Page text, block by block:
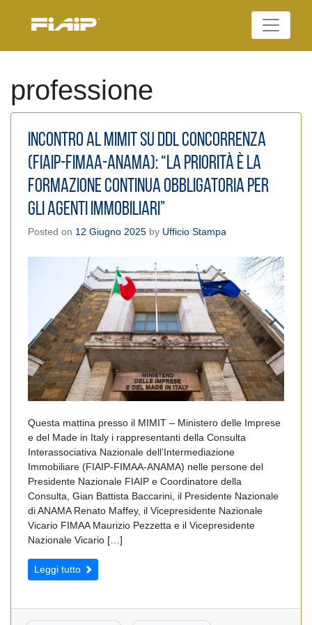
Federazione Italiana
professione
Incontro al MIMIT su Ddl Concorrenza
(Fiaip-Fimaa-Anama): “La priorità è la
formazione continua obbligatoria per
gli agenti immobiliari”
Posted on 12 Giugno 2025 by Ufficio Stampa
Questa mattina presso il MIMIT – Ministero delle Imprese
e del Made in Italy i rappresentanti della Consulta
Interassociativa Nazionale dell’Intermediazione
Immobiliare (FIAIP-FIMAA-ANAMA) nelle persone del
Presidente Nazionale FIAIP e Coordinatore della
Consulta, Gian Battista Baccarini, il Presidente Nazionale
di ANAMA Renato Maffey, il Vicepresidente Nazionale
Vicario FIMAA Maurizio Pezzetta e il Vicepresidente
Nazionale Vicario […]
Leggi tutto